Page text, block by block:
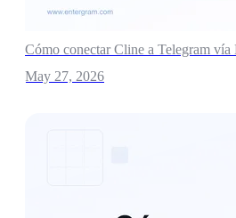
Cómo conectar Cline a Telegram vía
May 27, 2026